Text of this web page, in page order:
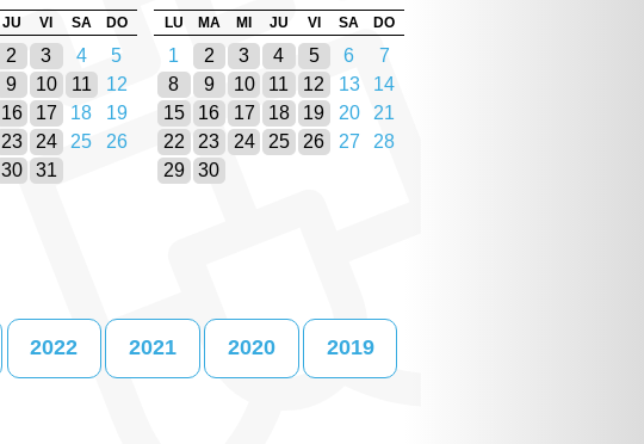
JU VI SA DO
2 3 4
5
9 10 11
12
16 17 18
19
23 24 25
26
30 31
LU MA MI JU VI SA DO
1 2 3 4 5 6
7
8
9 10 11 12 13
14
15
16 17 18 19 20
21
22
23 24 25 26 27
28
29
30
2022 2021 2020 2019